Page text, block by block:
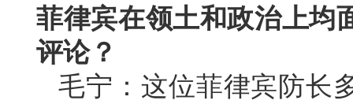
菲律宾在领土和政治上均
评论？
毛宁：这位菲律宾防长